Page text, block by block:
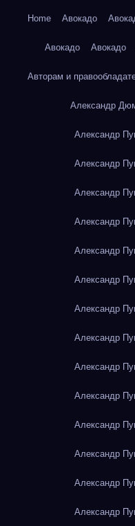
Home Авокадо
Авокадо Авокадо
Авторам и
Александр
Александр
Александр
Александр
Александр
Александр
Александр
Александр
Александр
Александр
Александр
Александр
Александр
Александр
Александр